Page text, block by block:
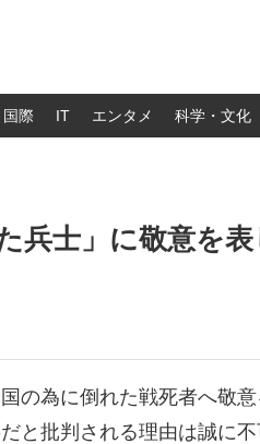
国際 IT エンタメ 科学・文化
兵士」に敬意を表
の為に倒れた戦死者へ敬
と批判される理由は誠に不